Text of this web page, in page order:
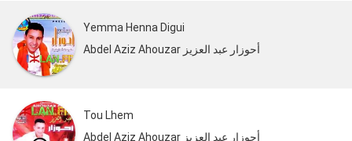
Yemma Henna Digui
Abdel Aziz Ahouzar أحوزار عبد العزيز
Tou Lhem
Abdel Aziz Ahouzar أحوزار عبد العزيز